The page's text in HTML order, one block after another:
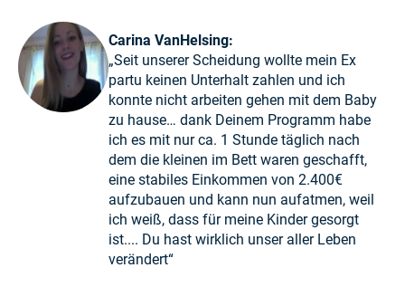
Carina VanHelsing:
„Seit unserer Scheidung wollte mein Ex
partu keinen Unterhalt zahlen und ich
konnte nicht arbeiten gehen mit dem Baby
zu hause… dank Deinem Programm habe
ich es mit nur ca. 1 Stunde täglich nach
dem die kleinen im Bett waren geschafft,
eine stabiles Einkommen von 2.400€
aufzubauen und kann nun aufatmen, weil
ich weiß, dass für meine Kinder gesorgt
ist.... Du hast wirklich unser aller Leben
verändert“